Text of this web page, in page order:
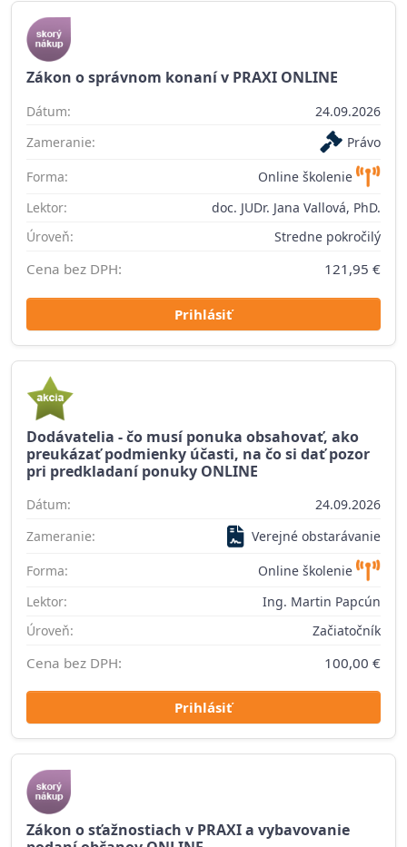
Zákon o správnom konaní v PRAXI ONLINE
Dátum:
24.09.2026
Zameranie:
Právo
Forma:
Online školenie
Lektor:
doc. JUDr. Jana Vallová, PhD.
Úroveň:
Stredne pokročilý
Cena bez DPH: 121,95 €
Prihlásiť
Dodávatelia - čo musí ponuka obsahovať, ako
preukázať podmienky účasti, na čo si dať pozor
pri predkladaní ponuky ONLINE
Dátum:
24.09.2026
Zameranie:
Verejné obstarávanie
Forma:
Online školenie
Lektor:
Ing. Martin Papcún
Úroveň:
Začiatočník
Cena bez DPH: 100,00 €
Prihlásiť
Zákon o sťažnostiach v PRAXI a vybavovanie